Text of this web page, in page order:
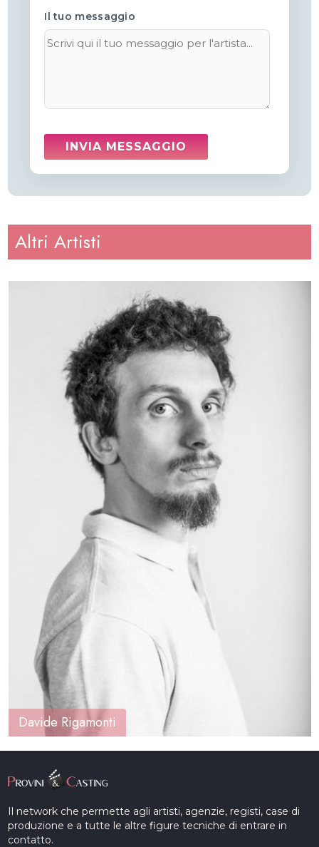
Il tuo messaggio
Altri Artisti
Davide Rigamonti
: 181
: 77
Regione
: Piemonte
Il network che permette agli artisti, agenzie, registi, case di
produzione e a tutte le altre figure tecniche di entrare in
contatto.